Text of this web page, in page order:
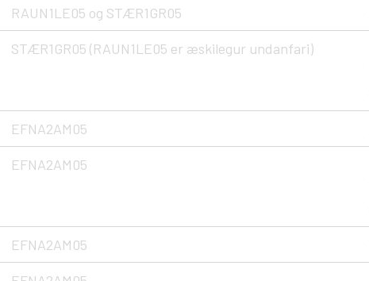
RAUN1LE05 og STÆR1GR05
STÆR1GR05 (RAUN1LE05 er æskilegur undanfari)
EFNA2AM05
EFNA2AM05
EFNA2AM05